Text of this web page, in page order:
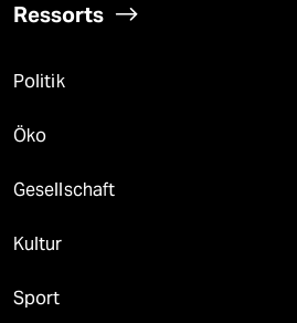
Ressorts
Politik
Öko
Gesellschaft
Kultur
Sport